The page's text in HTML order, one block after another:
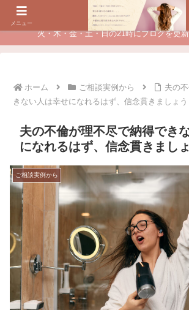
夫に不倫されたつらい経験が、あなたのチャンスに
火・木・金・土・日の21時にブログを更
ホーム ご相談実例から
夫の
きない人は幸せになれるはず、信念貫きましょう
夫の不倫が理不尽で納得でき
になれるはず、信念貫きまし
ご相談実例から
メニュー